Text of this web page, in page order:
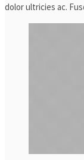
dolor ultricies ac.